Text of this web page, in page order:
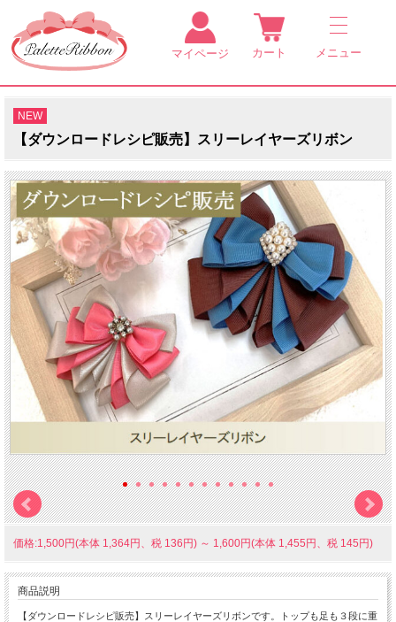
マイページ カート メニュー
NEW
【ダウンロードレシピ販売】スリーレイヤーズリボン
価格:1,500円(本体 1,364円、税 136円) ～ 1,600円(本体 1,455円、税 145円)
商品説明
【ダウンロードレシピ販売】スリーレイヤーズリボンです。トップも足も３段に重